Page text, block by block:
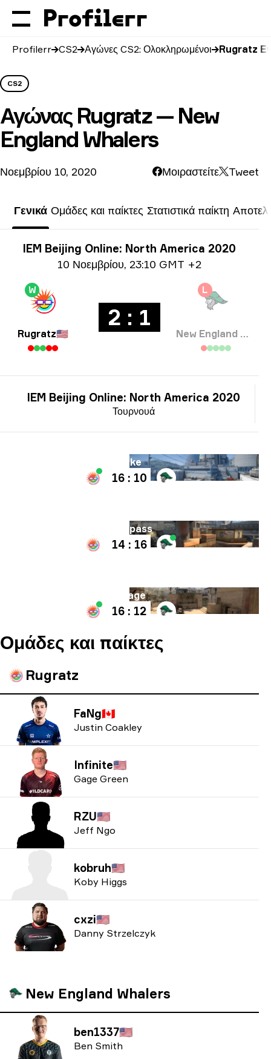
Profilerr CS2 Αγώνες CS2: Ολοκληρωμένοι Rugratz
CS2
Αγώνας Rugratz — New
England Whalers
Νοεμβρίου 10, 2020 Μοιραστείτε Tweet
Γενικά Ομάδες και παίκτες Στατιστικά παίκτη
Πληροφορίες τουρνουά
IEM Beijing Online: North America 2020
10 Νοεμβρίου, 23:10 GMT +2
W
Rugratz🇺🇸
2 : 1
L
New England Whalers
Τουρνουά
IEM Beijing Online: North America 2020
Nuke
16 : 10
Overpass
14 : 16
Mirage
16 : 12
Ομάδες και παίκτες
Rugratz
FaNg🇨🇦
Justin Coakley
Infinite🇺🇸
Gage Green
RZU🇺🇸
Jeff Ngo
kobruh🇺🇸
Koby Higgs
cxzi🇺🇸
Danny Strzelczyk
New England Whalers
ben1337🇺🇸
Ben Smith